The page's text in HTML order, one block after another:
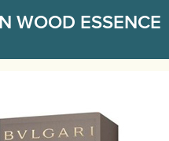
WOOD ESSENCE